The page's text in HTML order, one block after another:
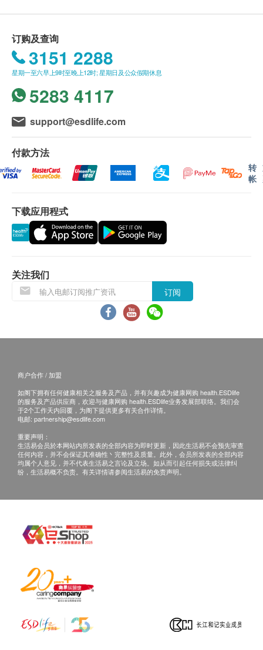
2 基本项目
淋病检测
疱疹病毒
水痘带状疱疹病毒
梅毒螺旋菌
梅毒螺旋菌 DNA
人型支原体 DNA
生殖支原体 DNA
白色念珠菌
性病检查
单纯疱疹病毒I型 DNA
单纯疱疹病毒II型 DNA
性病淋巴肉芽肿
其他性病检测
未成年客人体检指引 (十六岁至十八歳)
A.十六歳至未满十八岁者：
客人必须由家长或监护人陪同，并需要
身体检查计划有效期
身体检查计划有效期为3个月，客户须在3个月内
（从确认付款日期起算）接受相关检查，客户需提
前1个月预约相关检查，逾期作废。
报告
跟进检查报告，工作日不包括星期六、日及公众假
期。（指定性传染病检查计划的报告时间，请参考其
产品页面）。
可能延迟情况
在某些情况下，报告时间可能因以下原因而有所延
若样本结果不明确或接近临界值，
迟。
样本不完整或提交错误：若样本不足、标签错误或
收集方式不当，需进行后续处理，方可开始检测。
技术或设备问题：
发情况，可能暂时影响检测进度。
A. 本地及海外客户：
(2) 需检查前签署授权书，医院收取客户运费如下：
b. 海外快递 $800 邮费
所有健康检查计划均包含检测前及检测后的医生咨
询服务。如需进一步咨询、药物处方或其他医疗程
报告，所有报告一律作销毁处理且不予存档。客户
订购及查询
3151 2288
星期一至六早上9时至晚上12时; 星期日及公众假期休息
5283 4117
support@esdlife.com
付款方法
转
帐
下载应用程式
关注我们
订阅
商户合作 / 加盟
如阁下拥有任何健康相关之服务及产品，并有兴趣成为健康网购 health.ESDlife
的服务及产品供应商，欢迎与健康网购 health.ESDlife业务发展部联络。我们会
于2个工作天内回覆，为阁下提供更多有关合作详情。
电邮: partnership@esdlife.com
重要声明：
生活易会员於本网站内所发表的全部内容为即时更新，因此生活易不会预先审查
任何内容，并不会保证其准确性丶完整性及质量。此外，会员所发表的全部内容
均属个人意见，并不代表生活易之言论及立场。如从而引起任何损失或法律纠
纷，生活易概不负责。有关详情请参阅生活易的免责声明。